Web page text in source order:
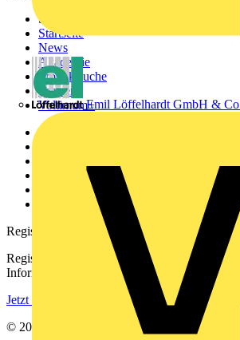
Emil Löffelhardt GmbH &
Sitemap
Startseite
News
Akademie
Produktsuche
Partner
Voltimum+
Weitere Links
Downloadbereich (PDFs)
Häufig gestellte Fragen
voltimum.com
Registrierung
Registrieren Sie sich kostenlos und erhalten
Informationen aus der Elektroindustrie.
Jetzt registrieren
© 2002-